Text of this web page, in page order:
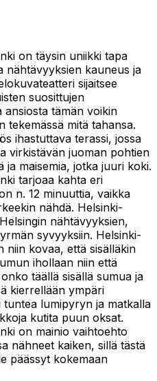
on täysin uniikki tapa
nähtävyyksien kauneus ja
sijaitsee
suosittujen
tämän voikin
tekemässä mitä tahansa.
ihastuttava terassi, jossa
virkistävän juoman pohtien
ja maisemia, jotka juuri koki.
tarjoaa kahta eri
n. 12 minuuttia, vaikka
nähdä. Helsinki-
nähtävyyksien,
syvyyksiin. Helsinki-
niin kovaa, että sisälläkin
ihollaan niin että
täällä sisällä sumua ja
kierrellään ympäri
tuntea lumipyryn ja matkalla
kutita puun oksat.
on mainio vaihtoehto
nähneet kaiken, sillä tästä
päässyt kokemaan